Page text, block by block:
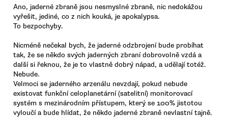
Ano, jaderné zbraně jsou nesmyslné zbraně, nic nedokážou
vyřešit, jediné, co z nich kouká, je apokalypsa.
To bezpochyby.
Nicméně nečekal bych, že jaderné odzbrojení bude probíhat
tak, že se někdo svých jaderných zbraní dobrovolně vzdá a
další si řeknou, že je to vlastně dobrý nápad, a udělají totéž.
Nebude.
Velmoci se jaderného arzenálu nevzdají, pokud nebude
existovat funkční celoplanetární (satelitní) monitorovací
systém s mezinárodním přístupem, který se 100% jistotou
vyloučí a bude hlídat, že někdo jaderné zbraně nevlastní tajně.